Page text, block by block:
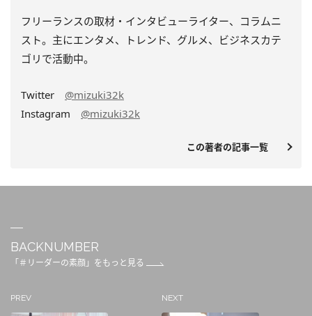
フリーランスの取材・インタビューライター、コラムニ
スト。主にエンタメ、トレンド、グルメ、ビジネスカテ
ゴリで活動中。
Twitter @mizuki32k
Instagram @mizuki32k
この著者の記事一覧
BACKNUMBER
「＃リーダーの素顔」をもっと見る
PREV NEXT